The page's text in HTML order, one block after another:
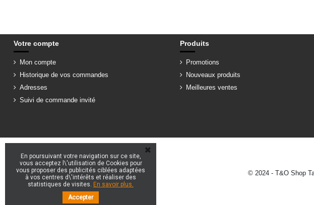
Votre compte
Mon compte
Historique de vos commandes
Adresses
Suivi de commande invité
Produits
Promotions
Nouveaux produits
Meilleures ventes
© 2024 - T&O Shop
En poursuivant votre navigation sur ce site,
vous acceptez l\'utilisation de Cookies pour
vous proposer des publicités ciblées adaptées
à vos centres d\'intérêts et réaliser des
statistiques de visites. En savoir plus.
Accepter